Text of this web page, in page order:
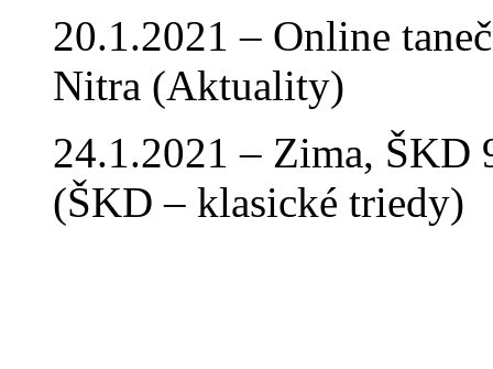
20.1.2021 – Online
Nitra (Aktuality)
24.1.2021 – Zima, ŠKD
(ŠKD – klasické triedy)